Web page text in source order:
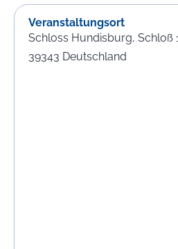
Veranstaltungsort
Schloss Hundisburg, Schloß
39343 Deutschland